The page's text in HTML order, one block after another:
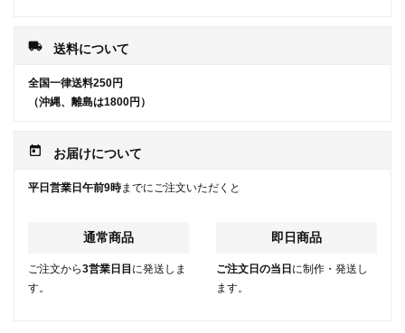
local_shipping 送料について
全国一律送料250円
（沖縄、離島は1800円）
today お届けについて
平日営業日午前9時までにご注文いただくと
通常商品
ご注文から3営業日目 に発送しま
す。
即日商品
ご注文日の当日 に制作・発送し
ます。